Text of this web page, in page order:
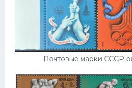
Почтовые марки СССР